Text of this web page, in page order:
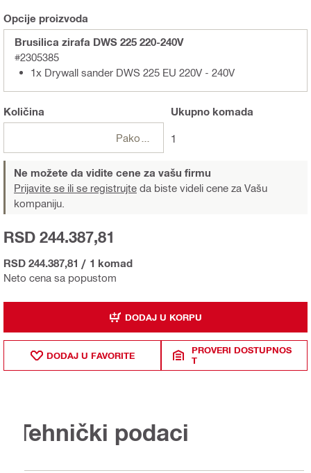
Opcije proizvoda
Brusilica zirafa DWS 225 220-240V
#2305385
1x Drywall sander DWS 225 EU 220V - 240V
Količina Ukupnokomada
1
Ne možete da vidite cene za vašu firmu
Prijavite se ili se registrujte da biste videli cene za Vašu
kompaniju.
Neto cena sa popustom
RSD 244.387,81
RSD 244.387,81 / 1 komad
DODAJ U KORPU
DODAJ U FAVORITE
PROVERI DOSTUPNOS
T
Tehnički podaci